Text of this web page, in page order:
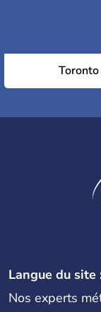
Toronto
Langue du site
Nos experts